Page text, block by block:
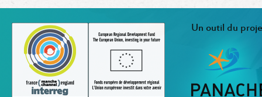
Un outil du